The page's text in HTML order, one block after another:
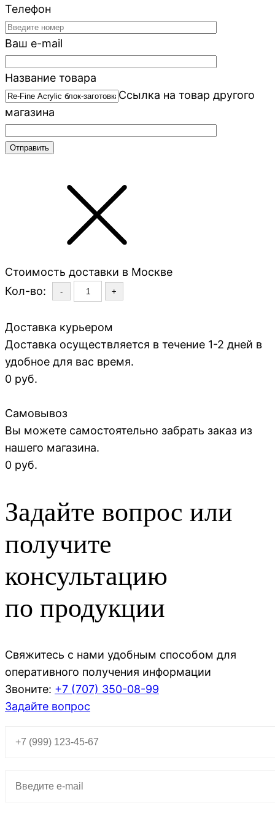
Телефон
Ваш e-mail
Название товара
Ссылка на товар другого
магазина
Стоимость доставки в Москве
Кол-во:
- +
Доставка курьером
Доставка осуществляется в течение 1-2 дней в
удобное для вас время.
0 руб.
Самовывоз
Вы можете самостоятельно забрать заказ из
нашего магазина.
0 руб.
Задайте вопрос или
получите
консультацию
по продукции
Свяжитесь с нами удобным способом для
оперативного получения информации
Звоните: +7 (707) 350-08-99
Задайте вопрос